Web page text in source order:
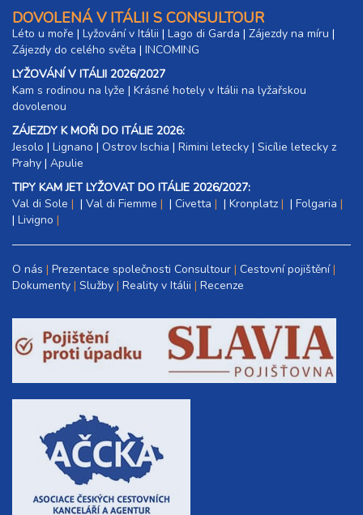
DOVOLENÁ V ITÁLII S CONSULTOUR
Léto u moře | Lyžování v Itálii | Lago di Garda | Zájezdy na míru |
Zájezdy do celého světa | INCOMING
LYŽOVÁNÍ V ITÁLII 2026/2027
Kam s rodinou na lyže |​ Krásné hotely v Itálii na lyžařskou
dovolenou
ZÁJEZDY K MOŘI DO ITÁLIE 2026:
Jesolo | Lignano | Ostrov Ischia | Rimini letecky | Sicílie letecky z
Prahy | Apulie
TIPY KAM JET LYŽOVAT DO ITÁLIE 2026/2027:
Val di Sole
| Val di Fiemme | Civetta | Kronplatz | Folgaria
| Livigno
O nás Prezentace společnosti Consultour Cestovní pojištění
Dokumenty Služby Reality v Itálii Recenze